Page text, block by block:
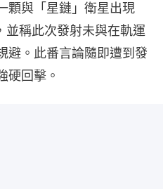
顆與「星鏈」衛星出現
稱此次發射未與在軌運
避。此番言論隨即遭到發
硬回擊。